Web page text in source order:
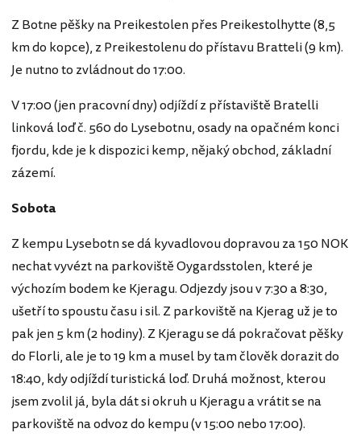
Z Botne pěšky na Preikestolen přes Preikestolhytte (8,5
km do kopce), z Preikestolenu do přístavu Bratteli (9 km).
Je nutno to zvládnout do 17:00.
V 17:00 (jen pracovní dny) odjíždí z přístaviště Bratelli
linková loď č. 560 do Lysebotnu, osady na opačném konci
fjordu, kde je k dispozici kemp, nějaký obchod, základní
zázemí.
Sobota
Z kempu Lysebotn se dá kyvadlovou dopravou za 150 NOK
nechat vyvézt na parkoviště Oygardsstolen, které je
výchozím bodem ke Kjeragu. Odjezdy jsou v 7:30 a 8:30,
ušetří to spoustu času i sil. Z parkoviště na Kjerag už je to
pak jen 5 km (2 hodiny). Z Kjeragu se dá pokračovat pěšky
do Florli, ale je to 19 km a musel by tam člověk dorazit do
18:40, kdy odjíždí turistická loď. Druhá možnost, kterou
jsem zvolil já, byla dát si okruh u Kjeragu a vrátit se na
parkoviště na odvoz do kempu (v 15:00 nebo 17:00).